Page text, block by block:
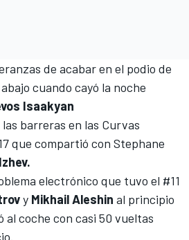
de acabar en el podio de
cuando cayó la noche
Isaakyan
barreras en las Curvas
que compartió con Stephane
electrónico que tuvo el #11
y Mikhail Aleshin al principio
al coche con casi 50 vueltas